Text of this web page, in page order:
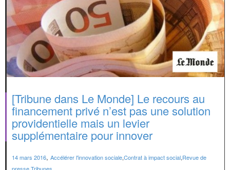
[Tribune dans Le Monde] Le recours au
financement privé n’est pas une solution
providentielle mais un levier
supplémentaire pour innover
14 mars 2016, Accélérer l'innovation sociale,Contrat à impact social,Revue de